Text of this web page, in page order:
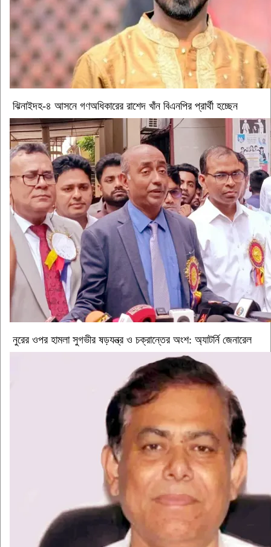
ঝিনাইদহ-৪ আসনে গণঅধিকারের রাশেদ খাঁন বিএনপির প্রার্থী হচ্ছেন
নুরের ওপর হামলা সুগভীর ষড়যন্ত্র ও চক্রান্তের অংশ: অ্যাটর্নি জেনারেল